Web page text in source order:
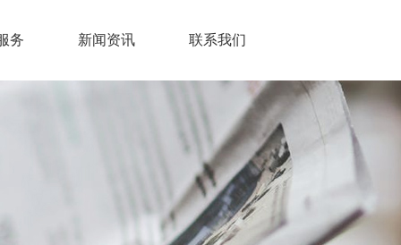
务 新闻资讯 联系我们